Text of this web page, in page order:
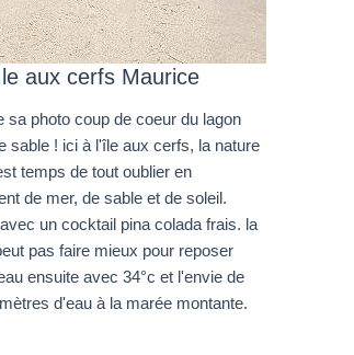
aux cerfs Maurice
sa photo coup de coeur du lagon
sable ! ici à l'île aux cerfs, la nature
temps de tout oublier en
de mer, de sable et de soleil.
un cocktail pina colada frais. la
pas faire mieux pour reposer
ensuite avec 34°c et l'envie de
d'eau à la marée montante.